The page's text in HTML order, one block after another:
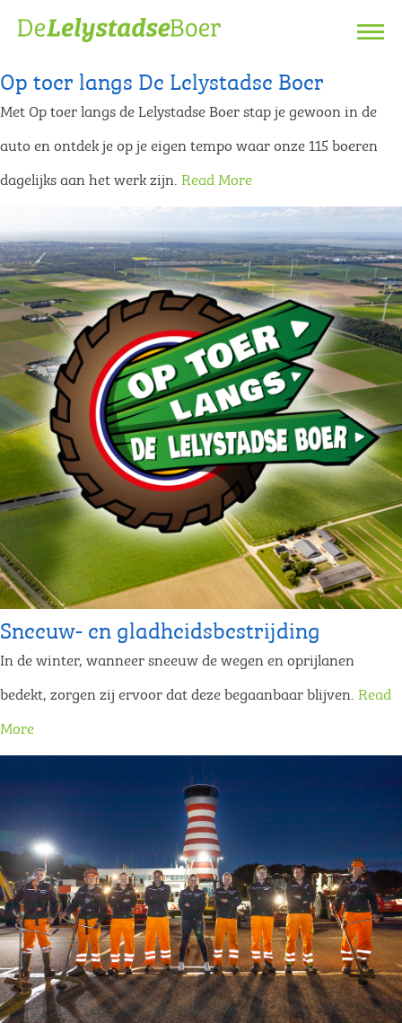
Op toer langs De Lelystadse Boer
Met Op toer langs de Lelystadse Boer stap je gewoon in de
auto en ontdek je op je eigen tempo waar onze 115 boeren
dagelijks aan het werk zijn. Read More
Sneeuw- en gladheidsbestrijding
In de winter, wanneer sneeuw de wegen en oprijlanen
bedekt, zorgen zij ervoor dat deze begaanbaar blijven. Read
More